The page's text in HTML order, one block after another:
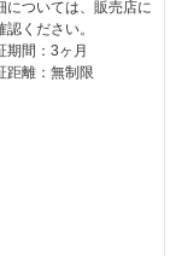
については、販売店に
認ください。
期間：3ヶ月
距離：無制限